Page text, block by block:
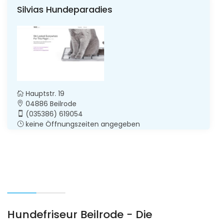
Silvias Hundeparadies
Hauptstr. 19
04886 Beilrode
(035386) 619054
keine Öffnungszeiten angegeben
Hundefriseur Beilrode - Die